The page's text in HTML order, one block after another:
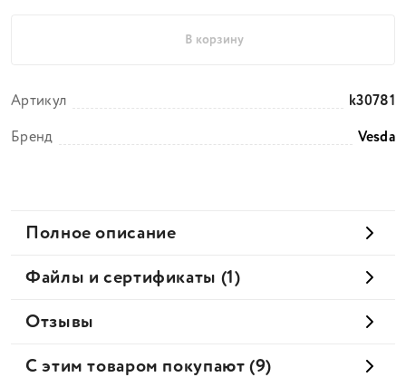
В корзину
Артикул
k30781
Бренд
Vesda
Полное описание
Файлы и сертификаты (1)
Отзывы
С этим товаром покупают (9)